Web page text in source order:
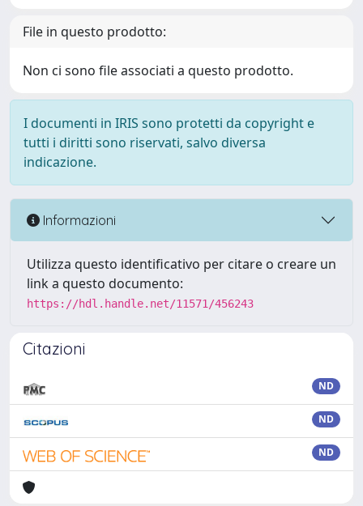
File in questo prodotto:
Non ci sono file associati a questo prodotto.
I documenti in IRIS sono protetti da copyright e
tutti i diritti sono riservati, salvo diversa
indicazione.
Informazioni
Utilizza questo identificativo per citare o creare un
link a questo documento:
https://hdl.handle.net/11571/456243
Citazioni
ND
ND
ND